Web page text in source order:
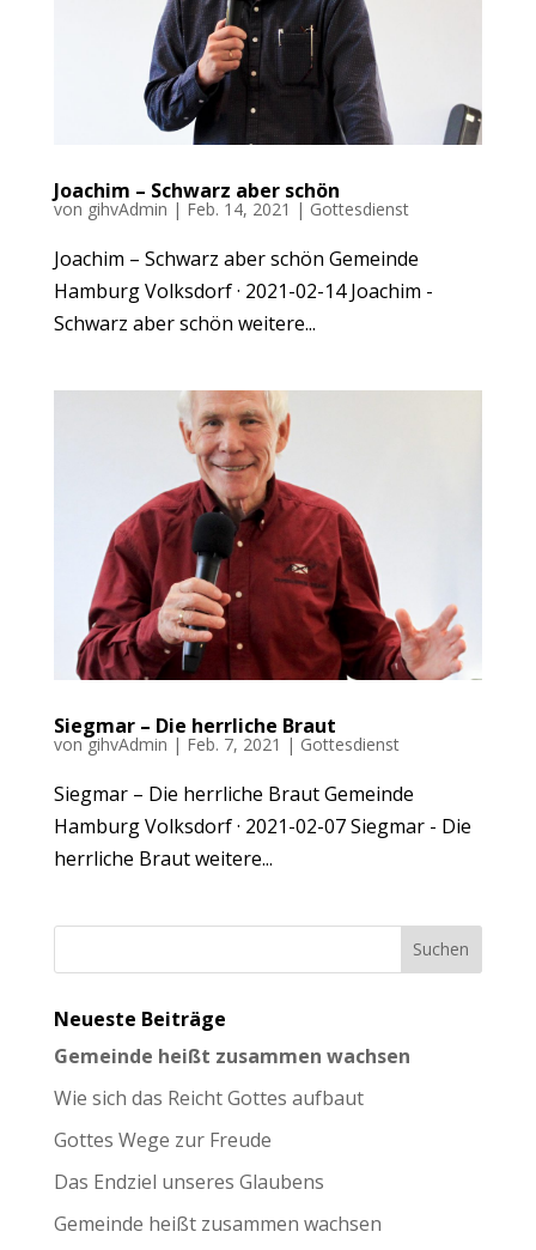
Joachim – Schwarz aber schön
von gihvAdmin | Feb. 14, 2021 | Gottesdienst
Joachim – Schwarz aber schön Gemeinde
Hamburg Volksdorf · 2021-02-14 Joachim -
Schwarz aber schön weitere...
Siegmar – Die herrliche Braut
vongihvAdmin | Feb. 7, 2021 | Gottesdienst
Siegmar – Die herrliche Braut Gemeinde
Hamburg Volksdorf · 2021-02-07 Siegmar - Die
herrliche Braut weitere...
Neueste Beiträge
Gemeinde heißt zusammen wachsen
Wie sich das Reicht Gottes aufbaut
Gottes Wege zur Freude
Das Endziel unseres Glaubens
Gemeinde heißt zusammen wachsen